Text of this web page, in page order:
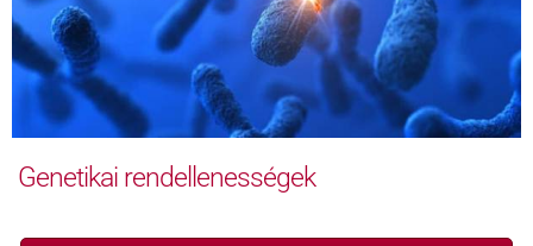
Genetikai rendellenességek